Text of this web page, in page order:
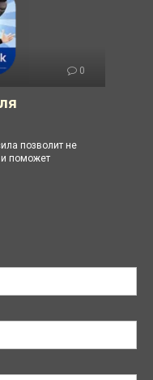
0
позволит не
и поможет